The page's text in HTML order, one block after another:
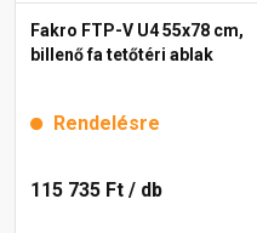
Fakro FTP-V U4 55x78 cm,
billenő fa tetőtéri ablak
Rendelésre
115 735 Ft / db